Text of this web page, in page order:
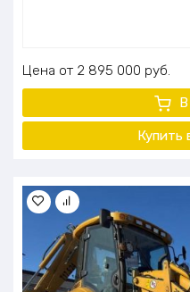
Цена 2 895 000 руб.
Купить